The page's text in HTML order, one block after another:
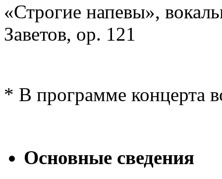
«Строгие напевы»,
Заветов, ор. 121
* В программе концерта
Основные сведения